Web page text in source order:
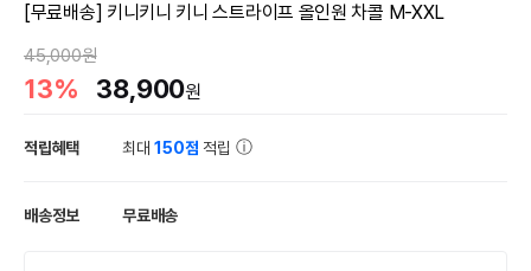
[무료배송] 키니키니 키니 스트라이프 올인원 차콜 M-XXL
45,000원
13% 38,900원
적립혜택 최대150점 적립
배송정보 무료배송